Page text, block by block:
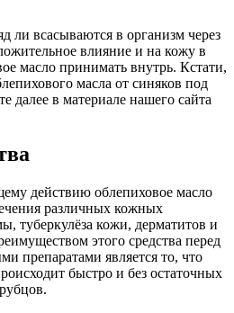
ли всасываются в организм через
влияние и на кожу в
масло принимать внутрь. Кстати,
масла от синяков под
далее в материале нашего сайта
действию облепиховое масло
различных кожных
туберкулёза кожи, дерматитов и
этого средства перед
препаратами является то, что
быстро и без остаточных